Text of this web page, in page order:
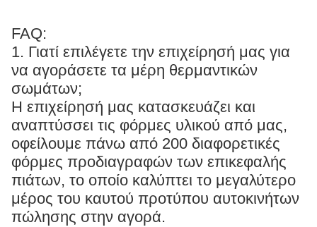
FAQ:
1. Γιατί επιλέγετε την επιχείρησή μας για
να αγοράσετε τα μέρη θερμαντικών
σωμάτων;
Η επιχείρησή μας κατασκευάζει και
αναπτύσσει τις φόρμες υλικού από μας,
οφείλουμε πάνω από 200 διαφορετικές
φόρμες προδιαγραφών των επικεφαλής
πιάτων, το οποίο καλύπτει το μεγαλύτερο
μέρος του καυτού προτύπου αυτοκινήτων
πώλησης στην αγορά.